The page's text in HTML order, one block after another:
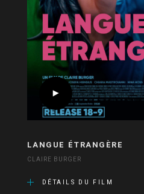
LANGUE ÉTRANGÈRE
CLAIRE BURGER
DÉTAILS DU FILM